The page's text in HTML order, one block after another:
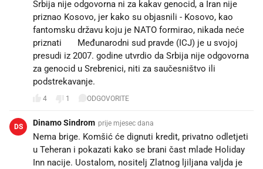
Srbija nije odgovorna ni za kakav genocid, a Iran nije
priznao Kosovo, jer kako su objasnili - Kosovo, kao
fantomsku državu koju je NATO formirao, nikada neće
priznati 👍 Međunarodni sud pravde (ICJ) je u svojoj
presudi iz 2007. godine utvrdio da Srbija nije odgovorna
za genocid u Srebrenici, niti za saučesništvo ili
podstrekavanje.
4 1 ODGOVORITE
DS Dinamo Sindrom prije mjesec dana
Nema brige. Komšić će dignuti kredit, privatno odletjeti
u Teheran i pokazati kako se brani čast mlade Holiday
Inn nacije. Uostalom, nositelj Zlatnog ljiljana valjda je